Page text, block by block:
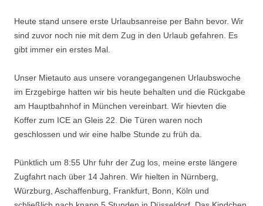
Heute stand unsere erste Urlaubsanreise per Bahn bevor. Wir
sind zuvor noch nie mit dem Zug in den Urlaub gefahren. Es
gibt immer ein erstes Mal.
Unser Mietauto aus unsere vorangegangenen Urlaubswoche
im Erzgebirge hatten wir bis heute behalten und die Rückgabe
am Hauptbahnhof in München vereinbart. Wir hievten die
Koffer zum ICE an Gleis 22. Die Türen waren noch
geschlossen und wir eine halbe Stunde zu früh da.
Pünktlich um 8:55 Uhr fuhr der Zug los, meine erste längere
Zugfahrt nach über 14 Jahren. Wir hielten in Nürnberg,
Würzburg, Aschaffenburg, Frankfurt, Bonn, Köln und